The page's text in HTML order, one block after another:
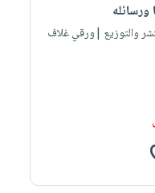
ورسائله
والتوزيع |ورقي غلاف